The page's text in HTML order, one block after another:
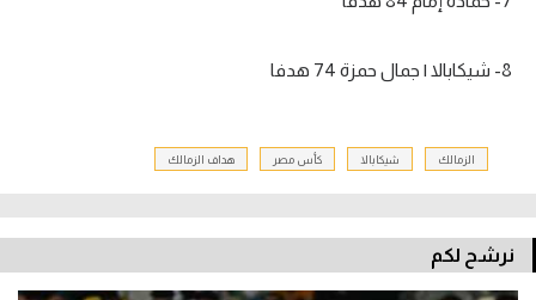
8- شيكابالا | جمال حمزة 74 هدفا
الزمالك شيكابالا كأس مصر هداف الزمالك
نرشح لكم